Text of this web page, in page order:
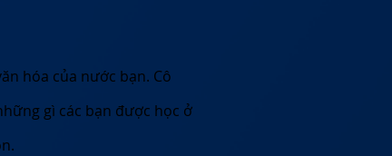
hóa của nước bạn. Cô
gì các bạn được học ở